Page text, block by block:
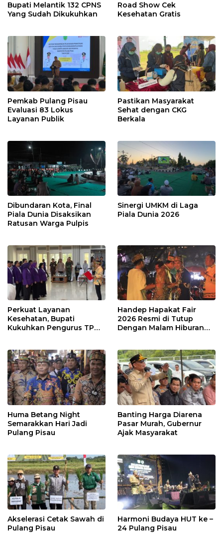
Bupati Melantik 132 CPNS
Yang Sudah Dikukuhkan
Road Show Cek
Kesehatan Gratis
Pemkab Pulang Pisau
Evaluasi 83 Lokus
Layanan Publik
Pastikan Masyarakat
Sehat dengan CKG
Berkala
Dibundaran Kota, Final
Piala Dunia Disaksikan
Ratusan Warga Pulpis
Sinergi UMKM di Laga
Piala Dunia 2026
Perkuat Layanan
Kesehatan, Bupati
Kukuhkan Pengurus TP
Handep Hapakat Fair
2026 Resmi di Tutup
Dengan Malam Hiburan
Huma Betang Night
Semarakkan Hari Jadi
Pulang Pisau
Banting Harga Diarena
Pasar Murah, Gubernur
Ajak Masyarakat
Akselerasi Cetak Sawah di
Pulang Pisau
Harmoni Budaya HUT ke –
24 Pulang Pisau